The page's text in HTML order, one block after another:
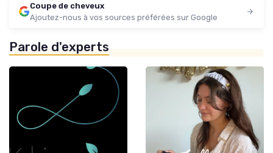
Coupe de cheveux
Ajoutez-nous à vos sources préférées sur Google
Parole d'experts